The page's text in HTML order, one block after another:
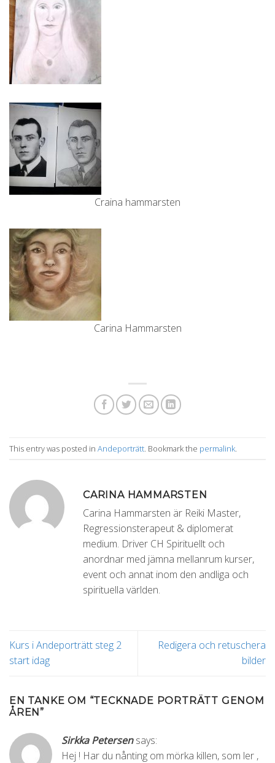
Craina hammarsten
Carina Hammarsten
This entry was posted in Andeporträtt. Bookmark the permalink.
CARINA HAMMARSTEN
Carina Hammarsten är Reiki Master,
Regressionsterapeut & diplomerat
medium. Driver CH Spirituellt och
anordnar med jämna mellanrum kurser,
event och annat inom den andliga och
spirituella världen.
Kurs i Andeporträtt steg 2
start idag
Redigera och retuschera
bilder
EN TANKE OM “TECKNADE PORTRÄTT GENOM
ÅREN”
Sirkka Petersen says:
Hej ! Har du nånting om mörka killen, som ler ,